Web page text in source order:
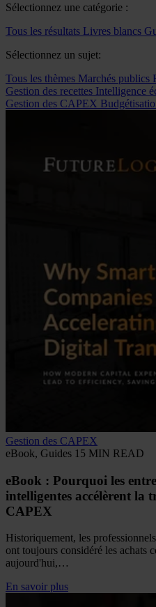
Sélectionnez une catégorie :
Tous les résultats Livres blancs
Sélectionnez un sujet:
Tous les thèmes Marchés publics
Gestion des recettes Intelligence
Gestion des CAPEX
Gestion des CAPEX
eBook, Guides 15 MIN READ
eBook : Pourquoi les
intelligentes accélèrent
CAPEX
Historiquement, les
ont toujours considéré les achats
aujourd'hui,…
En savoir plus